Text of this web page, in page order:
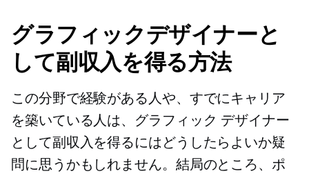
グラフィックデザイナーと
して副収入を得る方法
この分野で経験がある人や、すでにキャリア
を築いている人は、グラフィック デザイナー
として副収入を得るにはどうしたらよいか疑
問に思うかもしれません。結局のところ、ポ